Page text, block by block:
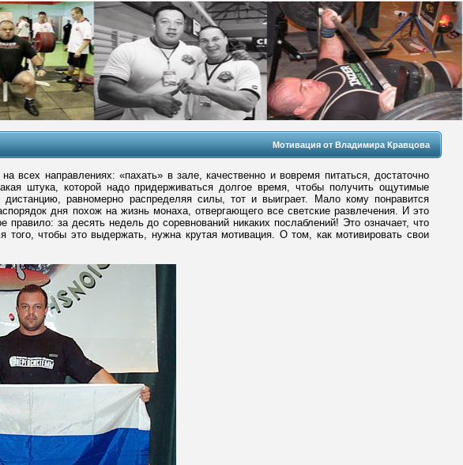
Мотивация от Владимира Кравцова
всех направлениях: «пахать» в зале, качественно и вовремя питаться, достаточно
штука, которой надо придерживаться долгое время, чтобы получить ощутимые
равномерно распределяя силы, тот и выиграет. Мало кому понравится
дня похож на жизнь монаха, отвергающего все светские развлечения. И это
за десять недель до соревнований никаких послаблений! Это означает, что
того, чтобы это выдержать, нужна крутая мотивация. О том, как мотивировать свои